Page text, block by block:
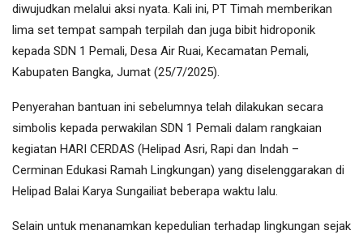
diwujudkan melalui aksi nyata. Kali ini, PT Timah memberikan
lima set tempat sampah terpilah dan juga bibit hidroponik
kepada SDN 1 Pemali, Desa Air Ruai, Kecamatan Pemali,
Kabupaten Bangka, Jumat (25/7/2025).
Penyerahan bantuan ini sebelumnya telah dilakukan secara
simbolis kepada perwakilan SDN 1 Pemali dalam rangkaian
kegiatan HARI CERDAS (Helipad Asri, Rapi dan Indah –
Cerminan Edukasi Ramah Lingkungan) yang diselenggarakan di
Helipad Balai Karya Sungailiat beberapa waktu lalu.
Selain untuk menanamkan kepedulian terhadap lingkungan sejak